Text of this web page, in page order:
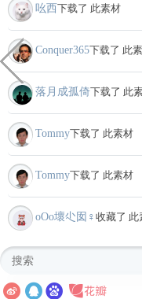
吆西下载了 此素材
Conquer365下载了 此
落月成孤倚下载了 此
Tommy下载了 此素材
Tommy下载了 此素材
oΟo壞尐囡♀ 收藏了 此